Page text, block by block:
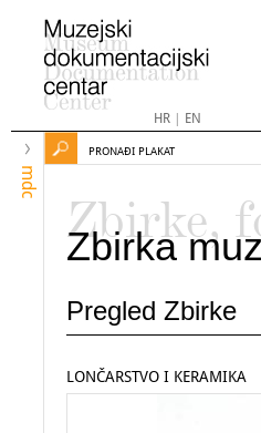
HR| EN
mdc
PRONAĐI PLAKAT
Zbirke,
Zbirka
Pregled Zbirke
LONČARSTVO I KERAMIKA